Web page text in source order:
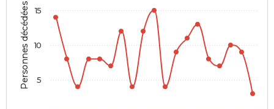
Personnes décédées 5
10
15